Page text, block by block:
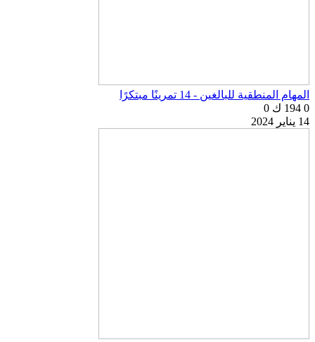
المهام المنطقية للبالغين - 14 تمرينًا مبتكرًا
0 194 ك
0
14 يناير 2024